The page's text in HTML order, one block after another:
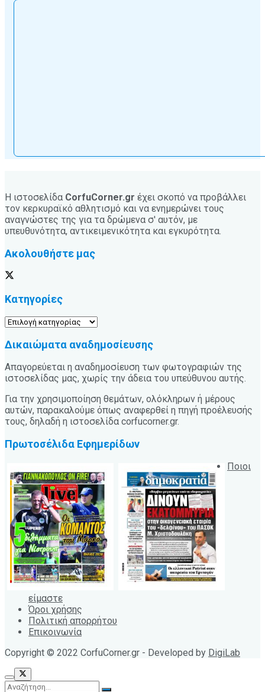
Η ιστοσελίδα CorfuCorner.gr έχει σκοπό να προβάλλει
τον κερκυραϊκό αθλητισμό και να ενημερώνει τους
αναγνώστες της για τα δρώμενα σ' αυτόν, με
υπευθυνότητα, αντικειμενικότητα και εγκυρότητα.
Ακολουθήστε μας
Κατηγορίες
Κατηγορίες
Δικαιώματα αναδημοσίευσης
Απαγορεύεται η αναδημοσίευση των φωτογραφιών της
ιστοσελίδας μας, χωρίς την άδεια του υπεύθυνου αυτής.
Για την χρησιμοποίηση θεμάτων, ολόκληρων ή μέρους
αυτών, παρακαλούμε όπως αναφερθεί η πηγή προέλευσής
τους, δηλαδή η ιστοσελίδα corfucorner.gr.
Πρωτοσέλιδα Εφημερίδων
Ποιοι
είμαστε
Όροι χρήσης
Πολιτική απορρήτου
Επικοινωνία
Copyright © 2022 CorfuCorner.gr - Developed by DigiLab